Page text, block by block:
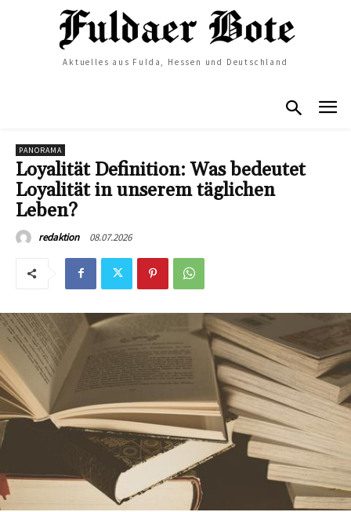
Aktuelles aus Fulda, Hessen und Deutschland
PANORAMA
Loyalität Definition: Was bedeutet
Loyalität in unserem täglichen
Leben?
redaktion 08.07.2026